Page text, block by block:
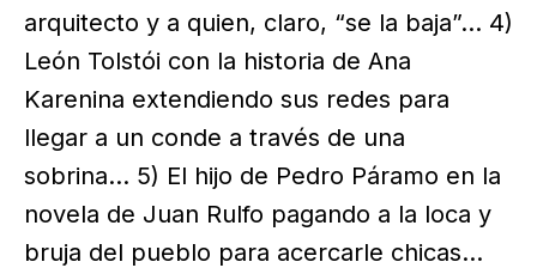
arquitecto y a quien, claro, “se la baja”… 4)
León Tolstói con la historia de Ana
Karenina extendiendo sus redes para
llegar a un conde a través de una
sobrina… 5) El hijo de Pedro Páramo en la
novela de Juan Rulfo pagando a la loca y
bruja del pueblo para acercarle chicas…